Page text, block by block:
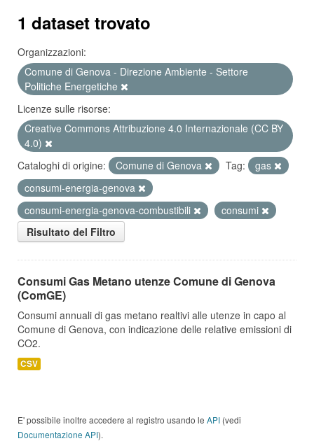
1 dataset trovato
Organizzazioni:
Comune di Genova - Direzione Ambiente - Settore
Politiche Energetiche
Licenze sulle risorse:
Creative Commons Attribuzione 4.0 Internazionale (CC BY
4.0)
Cataloghi di origine:
Comune di Genova Tag:
gas
consumi-energia-genova
consumi-energia-genova-combustibili
consumi
Risultato del Filtro
Consumi Gas Metano utenze Comune di Genova
(ComGE)
Consumi annuali di gas metano realtivi alle utenze in capo al
Comune di Genova, con indicazione delle relative emissioni di
CO2.
CSV
E' possibile inoltre accedere al registro usando le API (vedi
Documentazione API).